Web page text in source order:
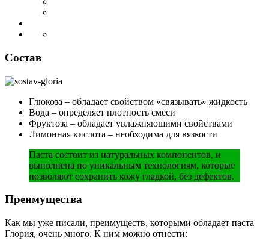
Состав
Глюкоза – обладает свойством «связывать» жидкость
Вода – определяет плотность смеси
Фруктоза – обладает увлажняющими свойствами
Лимонная кислота – необходима для вязкости
Паста состоит из натуральных компонентов, и
выполнена по уникальным технологиям, которые
позволяют сохранить кожу гладкой, без дефектов.
Преимущества
Как мы уже писали, преимуществ, которыми обладает паста
Глория, очень много. К ним можно отнести: